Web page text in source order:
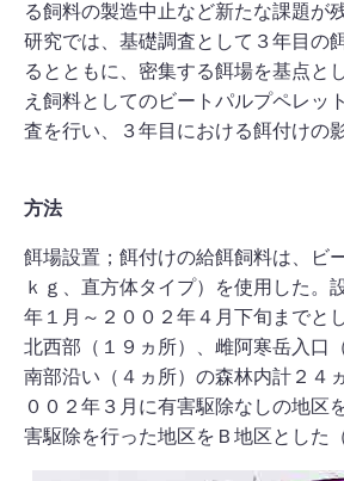
る飼料の製造中止など新たな課題が
研究では、基礎調査として３年目の
るとともに、密集する餌場を基点と
え飼料としてのビートパルプペレッ
査を行い、３年目における餌付けの
方法
餌場設置；餌付けの給餌飼料は、ビ
ｋｇ、直方体タイプ）を使用した。
年１月～２００２年４月下旬までと
北西部（１９ヵ所）、雌阿寒岳入口
南部沿い（４ヵ所）の森林内計２４
００２年３月に有害駆除なしの地区
害駆除を行った地区をＢ地区とした